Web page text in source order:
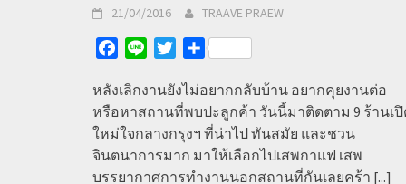
21/04/2016 TRAAVE PRAEW
Facebook
Line TwitterShare
หลังเลิกงานยังไม่อยากกลับบ้าน อยากคุยงานต่อ
หรือหาสถานที่พบปะลูกค้า วันนี้มาติดตาม 9 ร้านเ
ใหม่ใจกลางกรุงฯ ที่น่าไป ทันสมัย และชวน
จินตนาการมาก มาให้เลือกไปเสพกาแฟ เสพ
บรรยากาศการทำงานนอกสถานที่กันเลยคร้า [...]